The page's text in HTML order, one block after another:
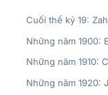
Cuối thế kỷ 19:
Những năm 1900:
Những năm 1910:
Những năm 1920: